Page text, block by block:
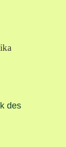
des